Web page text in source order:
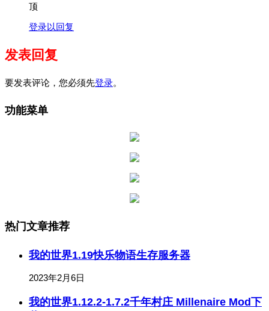
顶
登录以回复
发表回复
要发表评论，您必须先登录。
功能菜单
热门文章推荐
我的世界1.19快乐物语生存服务器
2023年2月6日
我的世界1.12.2-1.7.2千年村庄 Millenaire Mod下